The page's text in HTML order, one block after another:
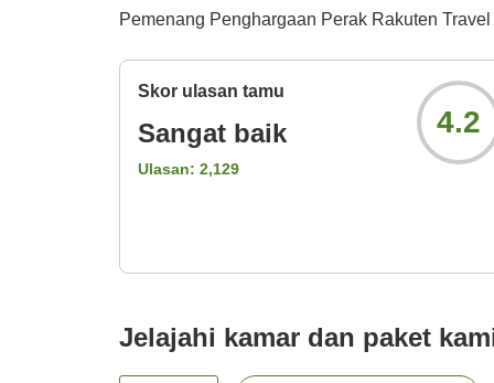
Pemenang Penghargaan Perak Rakuten
Skor ulasan tamu
Sangat baik
Ulasan: 2,129
4.2
Jelajahi kamar dan paket